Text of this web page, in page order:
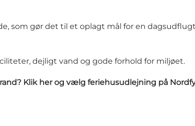
som gør det til et oplagt mål for en
dejligt vand og gode forhold for miljøet.
Klik her og vælg feriehusudlejning på